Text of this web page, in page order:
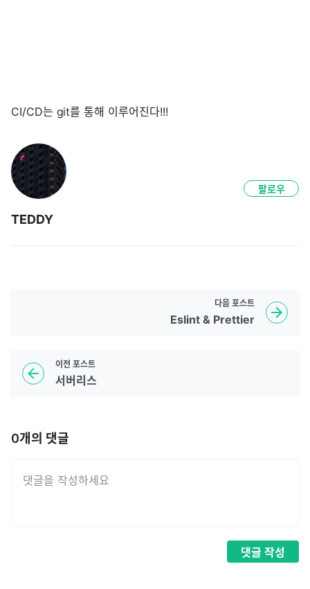
CI/CD는 git를 통해 이루어진다!!!
TEDDY
팔로우
이전 포스트
서버리스
다음 포스트
Eslint & Prettier
0개의 댓글
댓글 작성